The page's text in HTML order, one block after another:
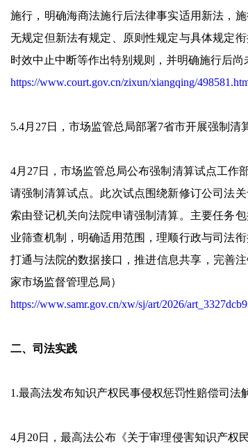
施行，明确海商法施行后法律事实适用新法，
无规定但新法有规定、原则性规定与具体规定
时效中止中断等作出特别规则，并明确施行后
https://www.court.gov.cn/zixun/xiangqing/
5.4月27日，市场监管总局部署7省市开展强制清
4月27日，市场监管总局公布强制清算试点工作
请强制清算试点。此次试点围绕新修订公司法
索由登记机关向法院申请强制清算。主要任务
业筛查机制，明确适用范围，理顺行政与司法
打通与法院的数据接口，推进信息共享，完善
家市场监督管理总局）
https://www.samr.gov.cn/xw/sj/art/2026/
二、司法实践
1.最高法发布知识产权民事侵权惩罚性赔偿司法
4月20日，最高法公布《关于审理侵害知识产权